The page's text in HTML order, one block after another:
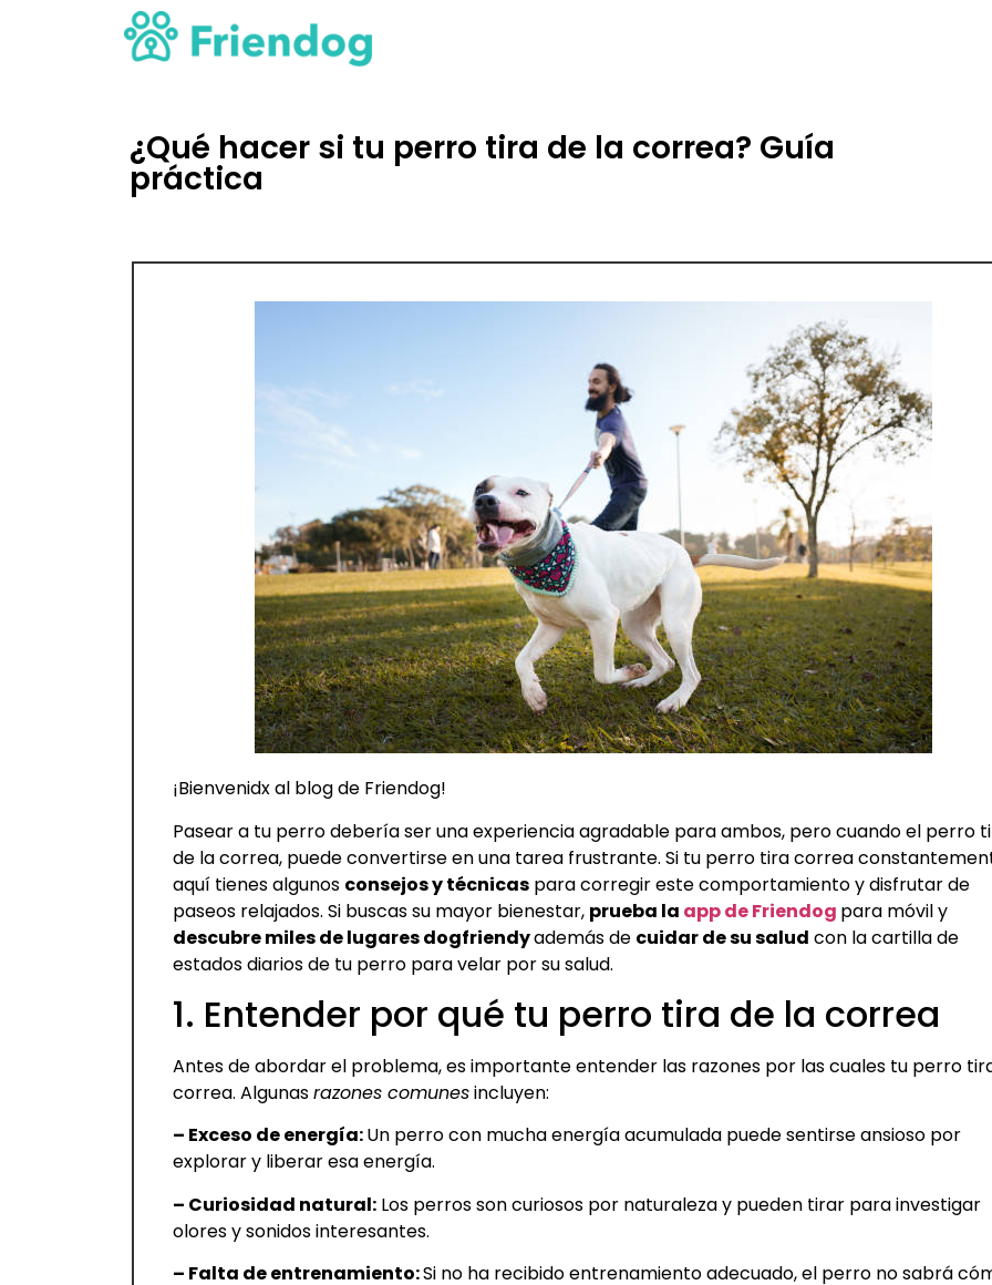
¿Qué hacer si tu perro tira de la correa? Guía
práctica
¡Bienvenidx al blog de Friendog!
Pasear a tu perro debería ser una experiencia agradable para ambos, pero cuando el perro
de la correa, puede convertirse en una tarea frustrante. Si tu perro tira correa
aquí tienes algunos consejos y técnicas para corregir este comportamiento y disfrutar de
paseos relajados. Si buscas su mayor bienestar, prueba la app de Friendog para móvil y
descubre miles de lugares dogfriendyademás de cuidar de su salud con la cartilla de
estados diarios de tu perro para velar por su salud.
1. Entender por qué tu perro tira de la correa
Antes de abordar el problema, es importante entender las razones por las cuales tu perro
correa. Algunasrazones comunesincluyen:
– Exceso de energía:Un perro con mucha energía acumulada puede sentirse ansioso por
explorar y liberar esa energía.
– Curiosidad natural: Los perros son curiosos por naturaleza y pueden tirar para investigar
olores y sonidos interesantes.
– Falta de entrenamiento:Si no ha recibido entrenamiento adecuado, el perro no sabrá